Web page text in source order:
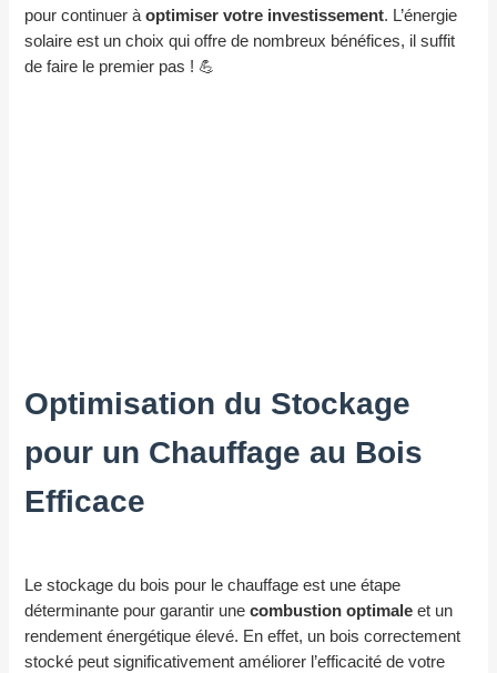
pour continuer àoptimiser votre investissement. L’énergie
solaire est un choix qui offre de nombreux bénéfices, il suffit
de faire le premier pas ! 💪
Optimisation du Stockage
pour un Chauffage au Bois
Efficace
Le stockage du bois pour le chauffage est une étape
déterminante pour garantir unecombustion optimale et un
rendement énergétique élevé. En effet, un bois correctement
stocké peut significativement améliorer l’efficacité de votre